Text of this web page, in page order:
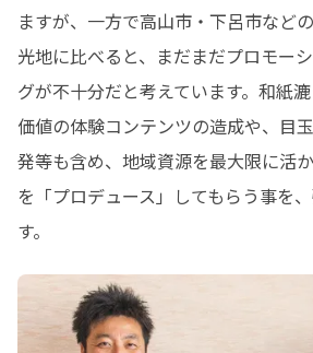
ますが、一方で高山市・下呂市など
光地に比べると、まだまだプロモー
グが不十分だと考えています。和紙
価値の体験コンテンツの造成や、目
発等も含め、地域資源を最大限に活
を「プロデュース」してもらう事を
す。